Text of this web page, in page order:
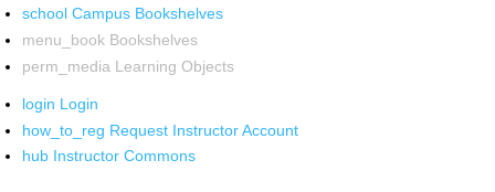
school Campus Bookshelves
menu_book Bookshelves
perm_media Learning Objects
login Login
how_to_reg Request Instructor Account
hub Instructor Commons